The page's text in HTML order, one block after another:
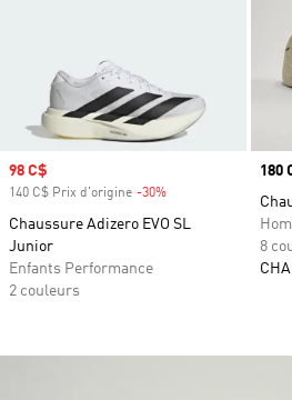
Prix soldé
98 C$
140 C$ Prix d'origine -30%
Chaussure Adizero EVO SL
Junior
Enfants Performance
2 couleurs
Prix
180
8